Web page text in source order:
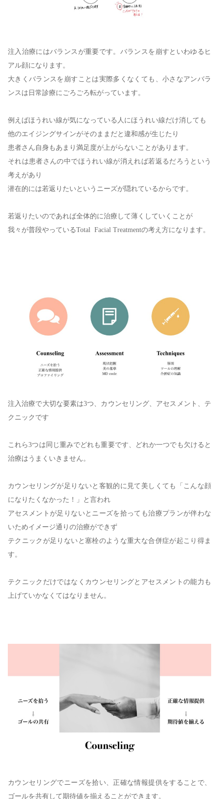
注入治療にはバランスが重要です。バランスを崩すといわゆるヒ
アル顔になります。
大きくバランスを崩すことは実際多くなくても、 小さなアンバラ
ンスは日常診療にごろごろ転がっています。
例えばほうれい線が気になっている人にほうれい線だけ消しても
他のエイジングサインがそのままだと違和感が生じたり
患者さん自身もあまり満足度が上がらないことがあります。
それは患者さんの中でほうれい線が消えれば若返るだろうという
考えがあり
潜在的には若返りたいというニーズが隠れているからです。
若返りたいのであれば全体的に治療して薄くしていくことが
我々が普段やっているTotal Facial Treatmentの考え方になります。
注入治療で大切な要素は3つ、カウンセリング、アセスメント、テ
クニックです
これら3つは同じ重みでどれも重要です、どれか一つでも欠けると
治療はうまくいきません。
カウンセリングが足りないと客観的に見て美しくても「こんな顔
になりたくなかった！」と言われ
アセスメントが足りないとニーズを拾っても治療プランが伴わな
いためイメージ通りの治療ができず
テクニックが足りないと塞栓のような重大な合併症が起こり得ま
す。
テクニックだけではなくカウンセリングとアセスメントの能力も
上げていかなくてはなりません。
カウンセリングでニーズを拾い、正確な情報提供をすることで、
ゴールを共有して期待値を揃えることができます。